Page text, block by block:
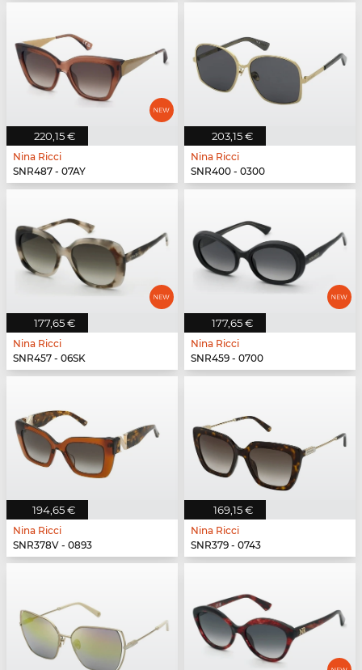
220,15 €
Nina Ricci
SNR487 - 07AY
203,15 €
Nina Ricci
SNR400 - 0300
177,65 €
Nina Ricci
SNR457 - 06SK
177,65 €
Nina Ricci
SNR459 - 0700
194,65 €
Nina Ricci
SNR378V - 0893
169,15 €
Nina Ricci
SNR379 - 0743